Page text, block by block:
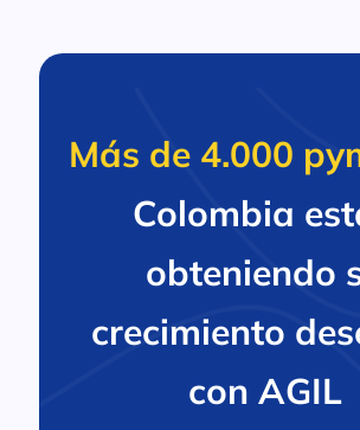
Más de 4.000
Colombia
obteniendo
crecimiento
con AGIL